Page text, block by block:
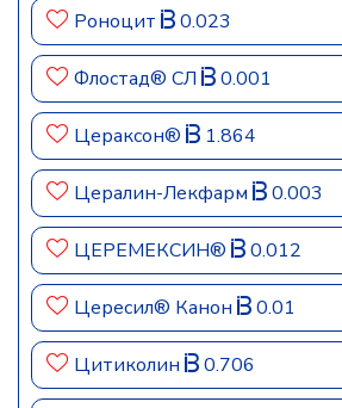
Роноцит 0.023
Флостад® СЛ 0.001
Цераксон® 1.864
Цералин-Лекфарм 0.003
ЦЕРЕМЕКСИН® 0.012
Цересил® Канон 0.01
Цитиколин 0.706